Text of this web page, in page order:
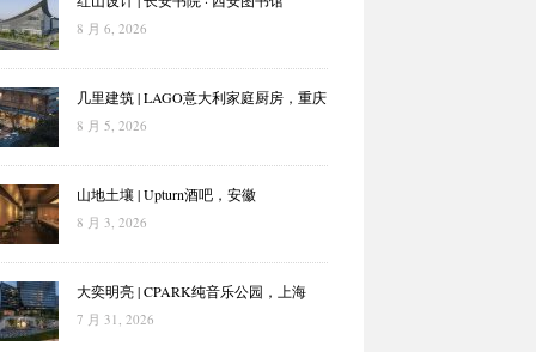
8 月 6, 2026
几里建筑 | LAGO意大利家庭厨房，重庆
8 月 5, 2026
山地土壤 | Upturn酒吧，安徽
8 月 3, 2026
大奕明亮 | CPARK纯音乐公园，上海
7 月 31, 2026